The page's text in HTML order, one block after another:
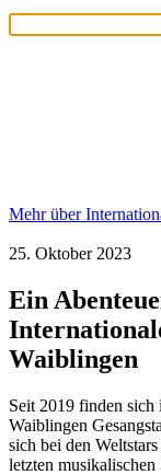
Mehr über
25. Oktober 2023
Ein
Waiblingen
Seit 2019 finden
Waiblingen
sich bei den
letzten